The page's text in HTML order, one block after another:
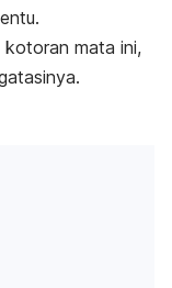
kotoran mata ini,